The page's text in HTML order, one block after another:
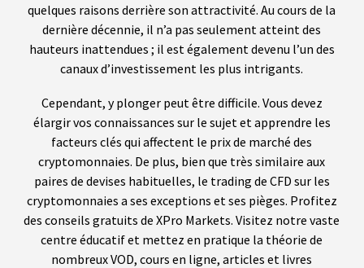
quelques raisons derrière son attractivité. Au cours de la
dernière décennie, il n’a pas seulement atteint des
hauteurs inattendues ; il est également devenu l’un des
canaux d’investissement les plus intrigants.
Cependant, y plonger peut être difficile. Vous devez
élargir vos connaissances sur le sujet et apprendre les
facteurs clés qui affectent le prix de marché des
cryptomonnaies. De plus, bien que très similaire aux
paires de devises habituelles, le trading de CFD sur les
cryptomonnaies a ses exceptions et ses pièges. Profitez
des conseils gratuits de XPro Markets. Visitez notre vaste
centre éducatif et mettez en pratique la théorie de
nombreux VOD, cours en ligne, articles et livres